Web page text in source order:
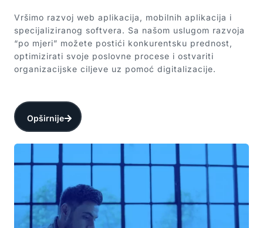
Vršimo razvoj web aplikacija, mobilnih aplikacija i
specijaliziranog softvera. Sa našom uslugom razvoja
“po mjeri” možete postići konkurentsku prednost,
optimizirati svoje poslovne procese i ostvariti
organizacijske ciljeve uz pomoć digitalizacije.
Opširnije